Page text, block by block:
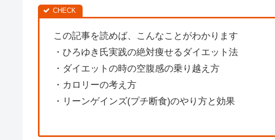
この記事を読めば、こんなことがわかります
・ひろゆき氏実践の絶対痩せるダイエット法
・ダイエットの時の空腹感の乗り越え方
・カロリーの考え方
・リーンゲインズ(プチ断食)のやり方と効果